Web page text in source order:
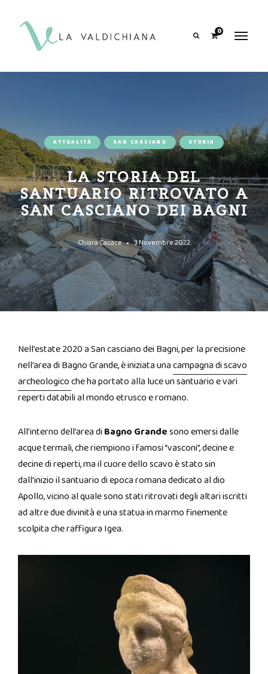
0
ATTUALITÀ SAN CASCIANO STORIA
LA STORIA DEL
SANTUARIO RITROVATO A
SAN CASCIANO DEI BAGNI
Chiara Cacace 3 Novembre 2022
Nell’estate 2020 a San casciano dei Bagni, per la precisione
nell’area di Bagno Grande, è iniziata unacampagna di scavo
archeologicoche ha portato alla luce un santuario e vari
reperti databili al mondo etrusco e romano.
All’interno dell’area diBagno Grandesono emersi dalle
acque termali, che riempiono i famosi “vasconi”, decine e
decine di reperti, ma il cuore dello scavo è stato sin
dall’inizio il santuario di epoca romana dedicato al dio
Apollo, vicino al quale sono stati ritrovati degli altari iscritti
ad altre due divinità e una statua in marmo finemente
scolpita che raffigura Igea.